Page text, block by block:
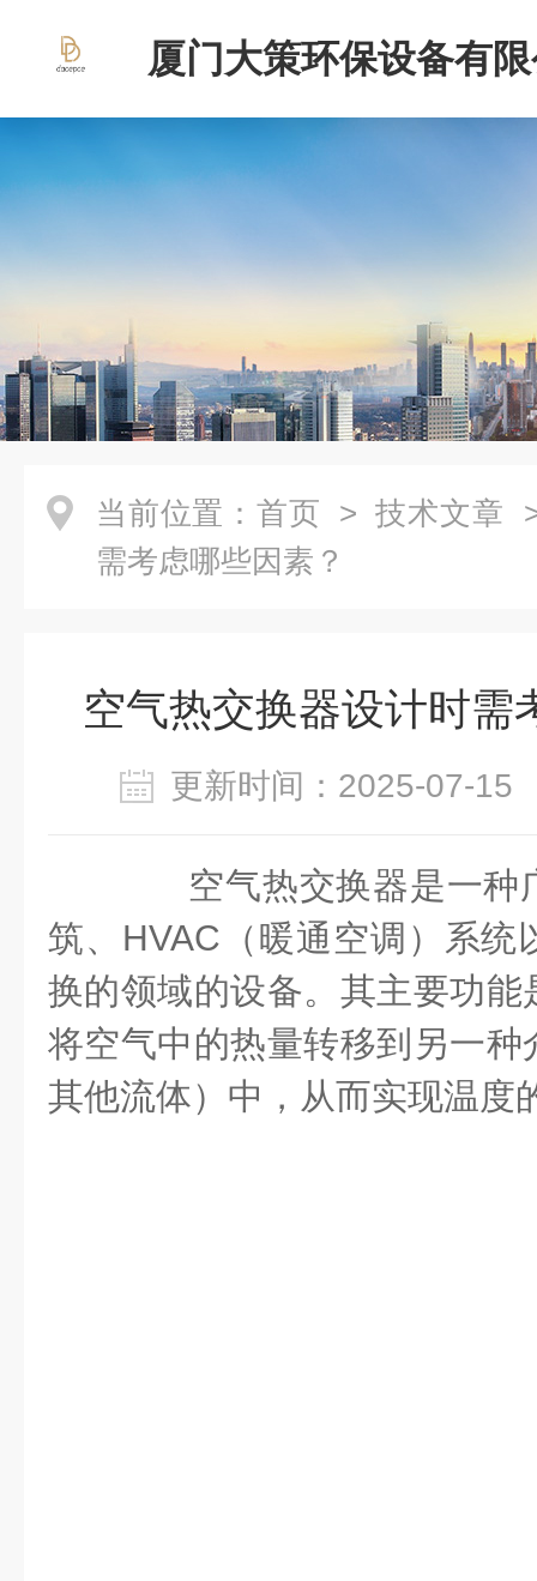
厦门大策环保设备有
当前位置： 首页 > 技术文章
需考虑哪些因素？
空气热交换器设计时需
更新时间：2025-07-
空气热交换器是一种
筑、HVAC（暖通空调）系统
换的领域的设备。其主要功
将空气中的热量转移到另一
其他流体）中，从而实现温度